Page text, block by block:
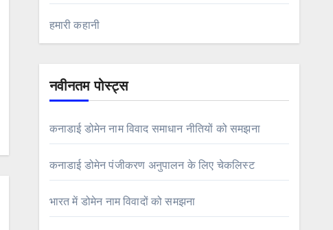
हमारी कहानी
नवीनतम पोस्ट्स
कनाडाई डोमेन नाम विवाद समाधान नीतियों को समझना
कनाडाई डोमेन पंजीकरण अनुपालन के लिए चेकलिस्ट
भारत में डोमेन नाम विवादों को समझना